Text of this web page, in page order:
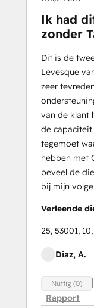
Ik had
zonder
Dit is de
Levesque
zeer
van de klant
de
tegemoet
hebben met
beveel de
bij mijn
Verleende
25, 53001,
Diaz, A.
Nuttig (0)
Rapport